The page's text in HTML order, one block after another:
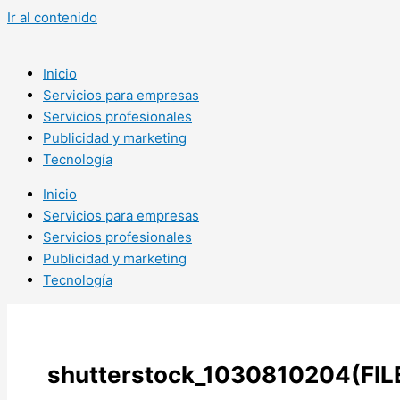
Ir al contenido
Inicio
Servicios para empresas
Servicios profesionales
Publicidad y marketing
Tecnología
Inicio
Servicios para empresas
Servicios profesionales
Publicidad y marketing
Tecnología